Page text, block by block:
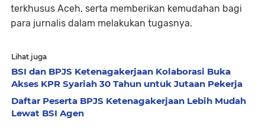
terkhusus Aceh, serta memberikan kemudahan bagi
para jurnalis dalam melakukan tugasnya.
Lihat juga
BSI dan BPJS Ketenagakerjaan Kolaborasi Buka
Akses KPR Syariah 30 Tahun untuk Jutaan Pekerja
Daftar Peserta BPJS Ketenagakerjaan Lebih Mudah
Lewat BSI Agen